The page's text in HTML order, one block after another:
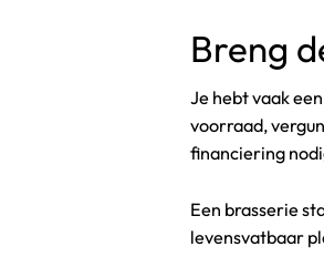
Breng
Je hebt vaak
voorraad,
financiering
Een brasserie
levensvatbaar